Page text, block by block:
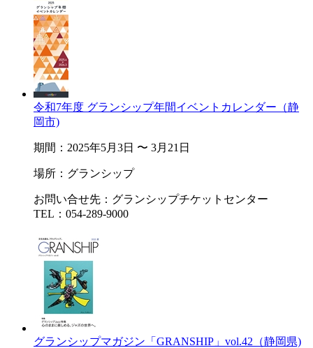
令和7年度 グランシップ年間イベントカレンダー（静
岡市)
期間：2025年5月3日 〜 3月21日
場所：グランシップ
お問い合せ先：グランシップチケットセンター
TEL：054-289-9000
グランシップマガジン「GRANSHIP」vol.42（静岡県)